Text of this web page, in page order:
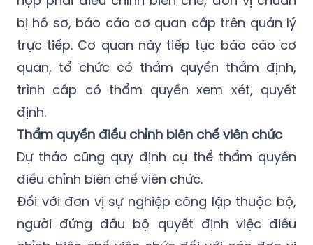
trực tiếp. Cơ quan này tiếp tục báo cáo cơ
quan, tổ chức có thẩm quyền thẩm định,
trình cấp có thẩm quyền xem xét, quyết
định.
Thẩm quyền điều chỉnh biên chế viên chức
Dự thảo cũng quy định cụ thể thẩm quyền
điều chỉnh biên chế viên chức.
Đối với đơn vị sự nghiệp công lập thuộc bộ,
người đứng đầu bộ quyết định việc điều
chỉnh biên chế viên chức đối với các đơn vị
thuộc phạm vi quản lý trong tổng biên chế